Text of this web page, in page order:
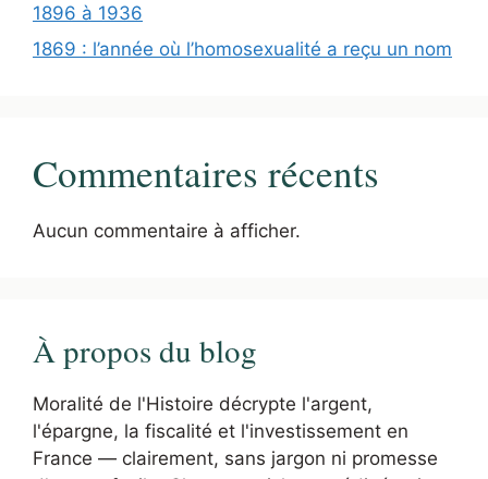
1896 à 1936
1869 : l’année où l’homosexualité a reçu un nom
Commentaires récents
Aucun commentaire à afficher.
À propos du blog
Moralité de l'Histoire décrypte l'argent,
l'épargne, la fiscalité et l'investissement en
France — clairement, sans jargon ni promesse